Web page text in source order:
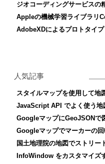
ジオコーディングサービスの
Appleの機械学習ライブラリ
AdobeXDによるプロトタイ
人気記事
スタイルマップを使用して地
JavaScript API でよく使う地
GoogleマップにGeoJSONで
Googleマップでマーカーの回
国土地理院の地図でストリー
InfoWindow をカスタマイズ